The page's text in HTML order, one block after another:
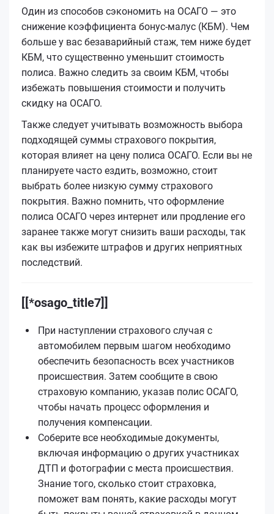
Один из способов сэкономить на ОСАГО — это
снижение коэффициента бонус-малус (КБМ). Чем
больше у вас безаварийный стаж, тем ниже будет
КБМ, что существенно уменьшит стоимость
полиса. Важно следить за своим КБМ, чтобы
избежать повышения стоимости и получить
скидку на ОСАГО.
Также следует учитывать возможность выбора
подходящей суммы страхового покрытия,
которая влияет на цену полиса ОСАГО. Если вы не
планируете часто ездить, возможно, стоит
выбрать более низкую сумму страхового
покрытия. Важно помнить, что оформление
полиса ОСАГО через интернет или продление его
заранее также могут снизить ваши расходы, так
как вы избежите штрафов и других неприятных
последствий.
[[*osago_title7]]
При наступлении страхового случая с
автомобилем первым шагом необходимо
обеспечить безопасность всех участников
происшествия. Затем сообщите в свою
страховую компанию, указав полис ОСАГО,
чтобы начать процесс оформления и
получения компенсации.
Соберите все необходимые документы,
включая информацию о других участниках
ДТП и фотографии с места происшествия.
Знание того, сколько стоит страховка,
поможет вам понять, какие расходы могут